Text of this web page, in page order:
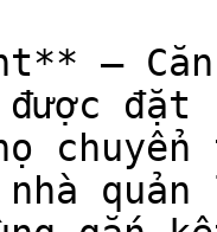
–
được
chuyển
quản